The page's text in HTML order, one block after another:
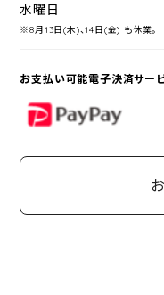
水曜日
※8月13日(木)、14日(金) も休業。
お支払い可能電子決済サー
PayPay